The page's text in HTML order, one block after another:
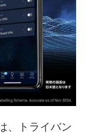
、トライバン